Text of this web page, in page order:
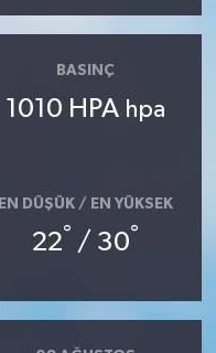
BASINÇ
1010 HPA hpa
EN DÜŞÜK / EN YÜKSEK
22° / 30°